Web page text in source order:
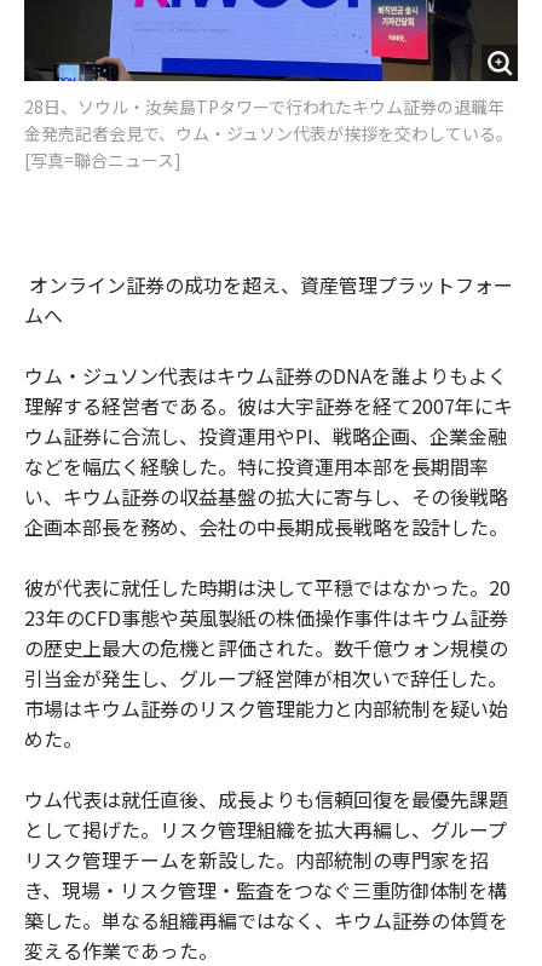
28日、ソウル・汝矣島TPタワーで行われたキウム証券の退職年
金発売記者会見で、ウム・ジュソン代表が挨拶を交わしている。
[写真=聯合ニュース]
オンライン証券の成功を超え、資産管理プラットフォー
ムへ
ウム・ジュソン代表はキウム証券のDNAを誰よりもよく
理解する経営者である。彼は大宇証券を経て2007年にキ
ウム証券に合流し、投資運用やPI、戦略企画、企業金融
などを幅広く経験した。特に投資運用本部を長期間率
い、キウム証券の収益基盤の拡大に寄与し、その後戦略
企画本部長を務め、会社の中長期成長戦略を設計した。
彼が代表に就任した時期は決して平穏ではなかった。20
23年のCFD事態や英風製紙の株価操作事件はキウム証券
の歴史上最大の危機と評価された。数千億ウォン規模の
引当金が発生し、グループ経営陣が相次いで辞任した。
市場はキウム証券のリスク管理能力と内部統制を疑い始
めた。
ウム代表は就任直後、成長よりも信頼回復を最優先課題
として掲げた。リスク管理組織を拡大再編し、グループ
リスク管理チームを新設した。内部統制の専門家を招
き、現場・リスク管理・監査をつなぐ三重防御体制を構
築した。単なる組織再編ではなく、キウム証券の体質を
変える作業であった。